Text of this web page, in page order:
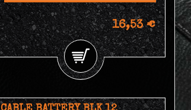
16,53 €